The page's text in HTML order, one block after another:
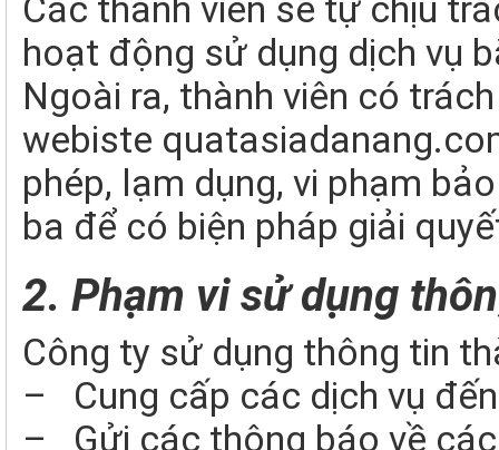
Các thành viên sẽ tự chịu
hoạt động sử dụng dịch vụ
Ngoài ra, thành viên có
webiste
phép, lạm dụng, vi phạm
ba để có biện pháp giải
2. Phạm vi sử dụng
Công ty sử dụng thông tin
– Cung cấp các dịch vụ
– Gửi các thông báo về